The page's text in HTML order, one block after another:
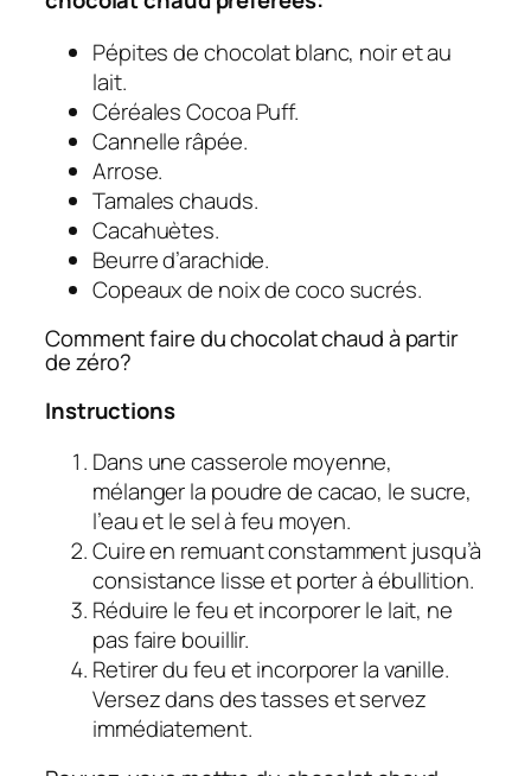
Pépites de chocolat blanc, noir et au
lait.
Céréales Cocoa Puff.
Cannelle râpée.
Arrose.
Tamales chauds.
Cacahuètes.
Beurre d’arachide.
Copeaux de noix de coco sucrés.
Comment faire du chocolat chaud à partir
de zéro?
Instructions
Dans une casserole moyenne,
mélanger la poudre de cacao, le sucre,
l’eau et le sel à feu moyen.
Cuire en remuant constamment jusqu’à
consistance lisse et porter à ébullition.
Réduire le feu et incorporer le lait, ne
pas faire bouillir.
Retirer du feu et incorporer la vanille.
Versez dans des tasses et servez
immédiatement.